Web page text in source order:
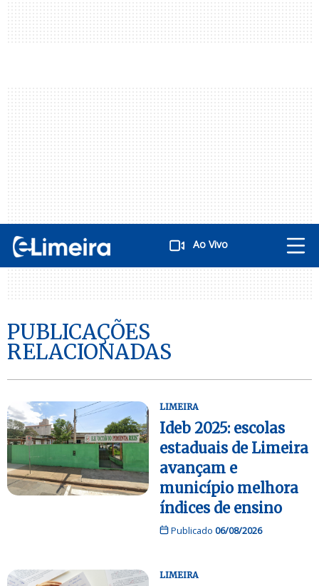
Ao Vivo
PUBLICAÇÕES
RELACIONADAS
LIMEIRA
Ideb 2025: escolas
estaduais de Limeira
avançam e
município melhora
índices de ensino
Publicado 06/08/2026
LIMEIRA